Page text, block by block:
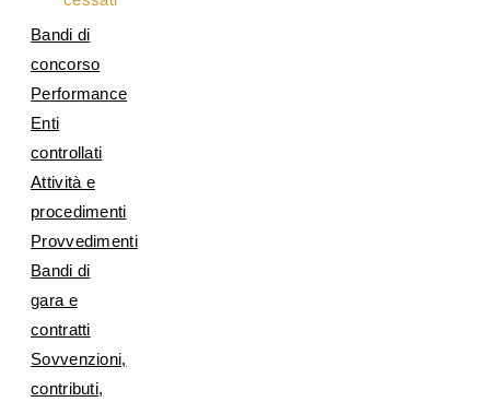
Bandi di
concorso
Performance
Enti
controllati
Attività e
procedimenti
Provvedimenti
Bandi di
gara e
contratti
Sovvenzioni,
contributi,